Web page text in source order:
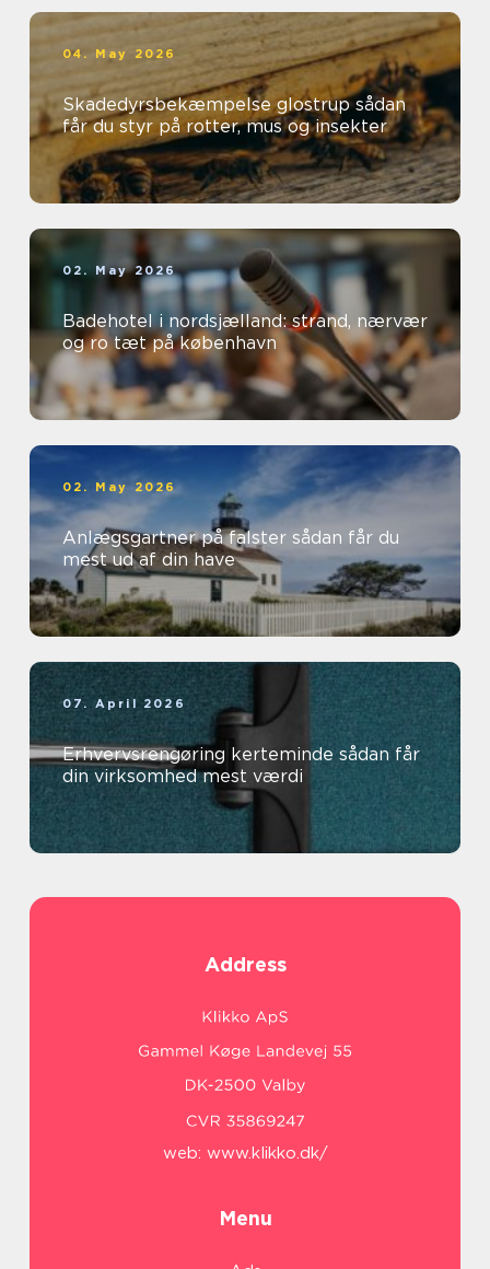
04. May 2026
Skadedyrsbekæmpelse glostrup sådan
får du styr på rotter, mus og insekter
02. May 2026
Badehotel i nordsjælland: strand, nærvær
og ro tæt på københavn
02. May 2026
Anlægsgartner på falster sådan får du
mest ud af din have
07. April 2026
Erhvervsrengøring kerteminde sådan får
din virksomhed mest værdi
Address
web: www.klikko.dk/
Menu